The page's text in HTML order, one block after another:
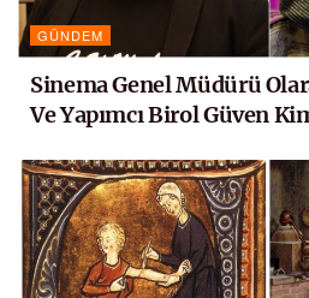
GÜNDEM
Sinema Genel Müdürü
Ve Yapımcı Birol Güven